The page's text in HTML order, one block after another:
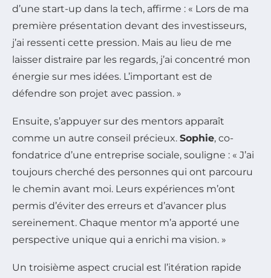
d’une start-up dans la tech, affirme : « Lors de ma
première présentation devant des investisseurs,
j’ai ressenti cette pression. Mais au lieu de me
laisser distraire par les regards, j’ai concentré mon
énergie sur mes idées. L’important est de
défendre son projet avec passion. »
Ensuite, s’appuyer sur des mentors apparaît
comme un autre conseil précieux. Sophie, co-
fondatrice d’une entreprise sociale, souligne : « J’ai
toujours cherché des personnes qui ont parcouru
le chemin avant moi. Leurs expériences m’ont
permis d’éviter des erreurs et d’avancer plus
sereinement. Chaque mentor m’a apporté une
perspective unique qui a enrichi ma vision. »
Un troisième aspect crucial est l’itération rapide